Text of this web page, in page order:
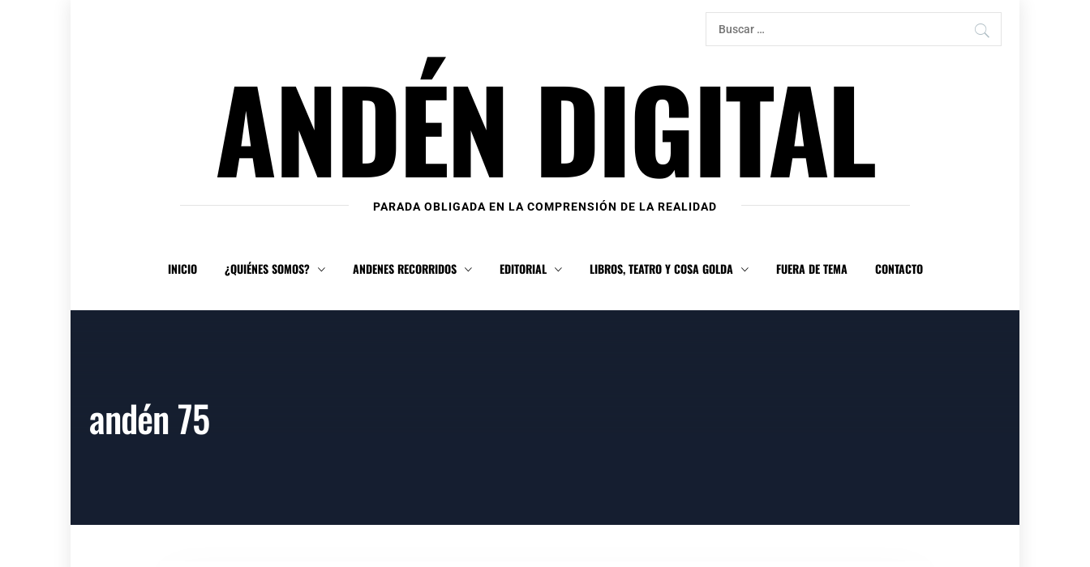
Buscar:
ANDÉN DIGITAL
PARADA OBLIGADA EN LA COMPRENSIÓN DE LA REALIDAD
INICIO ¿QUIÉNES SOMOS? ANDENES RECORRIDOS EDITORIAL LIBROS, TEATRO Y COSA GOLDA FUERA DE TEMA CONTACTO
andén 75